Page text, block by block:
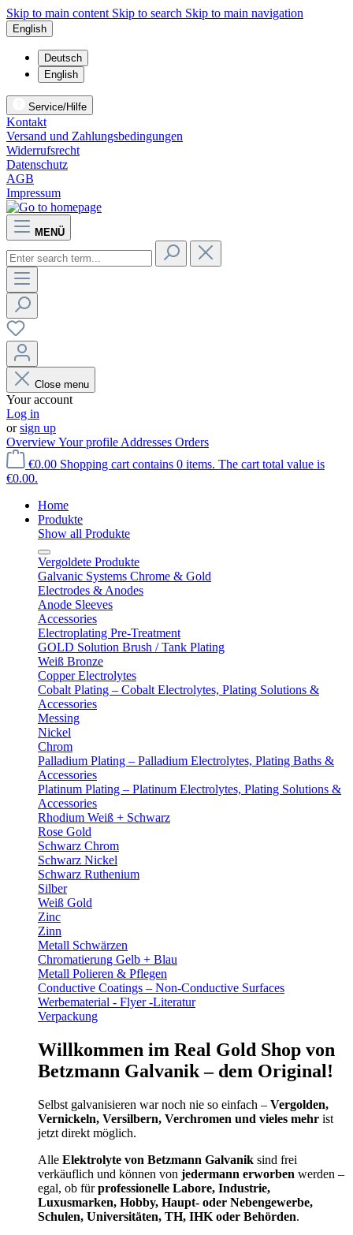
Skip to main content Skip to search Skip to main navigation
English
Deutsch
English
Service/Hilfe
Kontakt
Versand und Zahlungsbedingungen
Widerrufsrecht
Datenschutz
AGB
Impressum
MENÜ
Close menu
Your account
Log in
orsign up
OverviewYour profile Addresses Orders
€0.00 Shopping cart contains 0 items. The cart total value is
€0.00.
Home
Produkte
Show all Produkte
Vergoldete Produkte
Galvanic Systems Chrome & Gold
Electrodes & Anodes
Anode Sleeves
Accessories
Electroplating Pre-Treatment
GOLD Solution Brush / Tank Plating
Weiß Bronze
Copper Electrolytes
Cobalt Plating – Cobalt Electrolytes, Plating Solutions &
Accessories
Messing
Nickel
Chrom
Palladium Plating – Palladium Electrolytes, Plating Baths &
Accessories
Platinum Plating – Platinum Electrolytes, Plating Solutions &
Accessories
Rhodium Weiß + Schwarz
Rose Gold
Schwarz Chrom
Schwarz Nickel
Schwarz Ruthenium
Silber
Weiß Gold
Zinc
Zinn
Metall Schwärzen
Chromatierung Gelb + Blau
Metall Polieren & Pflegen
Conductive Coatings – Non-Conductive Surfaces
Werbematerial - Flyer -Literatur
Verpackung
Willkommen im Real Gold Shop von
Betzmann Galvanik – dem Original!
Selbst galvanisieren war noch nie so einfach – Vergolden,
Vernickeln, Versilbern, Verchromen und vieles mehr ist
jetzt direkt möglich.
Alle Elektrolyte von Betzmann Galvanik sind frei
verkäuflich und können von jedermann erworben werden –
egal, ob fürprofessionelle Labore, Industrie,
Luxusmarken, Hobby, Haupt- oder Nebengewerbe,
Schulen, Universitäten, TH, IHK oder Behörden.